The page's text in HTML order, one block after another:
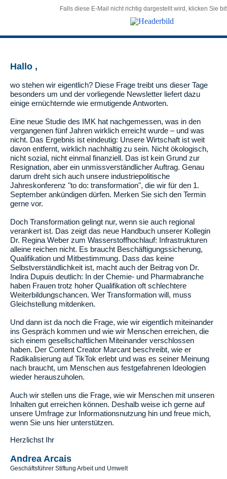
Falls diese E-Mail nicht richtig dargestellt wird, klicken Sie
Hallo ,
wo stehen wir eigentlich? Diese Frage treibt uns dieser Tage
besonders um und der vorliegende Newsletter liefert dazu
einige ernüchternde wie ermutigende Antworten.
Eine neue Studie des IMK hat nachgemessen, was in den
vergangenen fünf Jahren wirklich erreicht wurde – und was
nicht. Das Ergebnis ist eindeutig: Unsere Wirtschaft ist weit
davon entfernt, wirklich nachhaltig zu sein. Nicht ökologisch,
nicht sozial, nicht einmal finanziell. Das ist kein Grund zur
Resignation, aber ein unmissverständlicher Auftrag. Genau
darum dreht sich auch unsere industriepolitische
Jahreskonferenz "to do: transformation", die wir für den 1.
September ankündigen dürfen. Merken Sie sich den Termin
gerne vor.
Doch Transformation gelingt nur, wenn sie auch regional
verankert ist. Das zeigt das neue Handbuch unserer Kollegin
Dr. Regina Weber zum Wasserstoffhochlauf: Infrastrukturen
alleine reichen nicht. Es braucht Beschäftigungssicherung,
Qualifikation und Mitbestimmung. Dass das keine
Selbstverständlichkeit ist, macht auch der Beitrag von Dr.
Indira Dupuis deutlich: In der Chemie- und Pharmabranche
haben Frauen trotz hoher Qualifikation oft schlechtere
Weiterbildungschancen. Wer Transformation will, muss
Gleichstellung mitdenken.
Und dann ist da noch die Frage, wie wir eigentlich miteinander
ins Gespräch kommen und wie wir Menschen erreichen, die
sich einem gesellschaftlichen Miteinander verschlossen
haben. Der Content Creator Marcant beschreibt, wie er
Radikalisierung auf TikTok erlebt und was es seiner Meinung
nach braucht, um Menschen aus festgefahrenen Ideologien
wieder herauszuholen.
Auch wir stellen uns die Frage, wie wir Menschen mit unseren
Inhalten gut erreichen können. Deshalb weise ich gerne auf
unsere Umfrage zur Informationsnutzung hin und freue mich,
wenn Sie uns hier unterstützen.
Herzlichst Ihr
Andrea Arcais
Geschäftsführer Stiftung Arbeit und Umwelt